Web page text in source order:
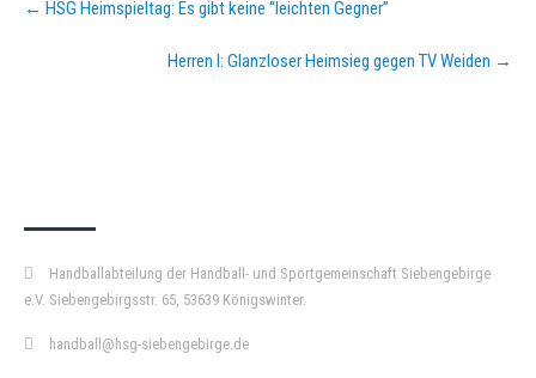
navigation
← HSG Heimspieltag: Es gibt keine “leichten Gegner”
Herren I: Glanzloser Heimsieg gegen TV Weiden →
Handballabteilung der Handball- und Sportgemeinschaft Siebengebirge
e.V. Siebengebirgsstr. 65, 53639 Königswinter.
handball@hsg-siebengebirge.de